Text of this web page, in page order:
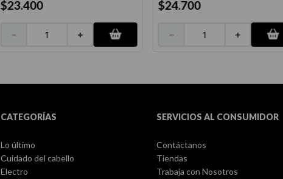
$23.400
＋
－
$24.700
＋
－
CATEGORÍAS
Lo último
Cuidado del cabello
Electro
SERVICIOS AL CONSUMIDOR
Contáctanos
Tiendas
Trabaja con Nosotros